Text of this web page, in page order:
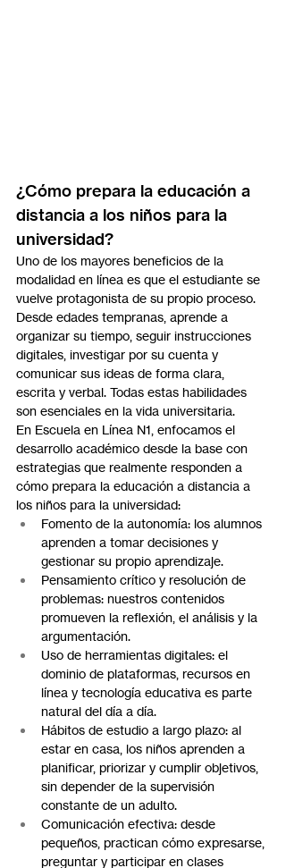
¿Cómo prepara la educación a
distancia a los niños para la
universidad?
Uno de los mayores beneficios de la
modalidad en línea es que el estudiante se
vuelve protagonista de su propio proceso.
Desde edades tempranas, aprende a
organizar su tiempo, seguir instrucciones
digitales, investigar por su cuenta y
comunicar sus ideas de forma clara,
escrita y verbal. Todas estas habilidades
son esenciales en la vida universitaria.
En Escuela en Línea N1, enfocamos el
desarrollo académico desde la base con
estrategias que realmente responden a
cómo prepara la educación a distancia a
los niños para la universidad:
Fomento de la autonomía: los alumnos
aprenden a tomar decisiones y
gestionar su propio aprendizaje.
Pensamiento crítico y resolución de
problemas: nuestros contenidos
promueven la reflexión, el análisis y la
argumentación.
Uso de herramientas digitales: el
dominio de plataformas, recursos en
línea y tecnología educativa es parte
natural del día a día.
Hábitos de estudio a largo plazo: al
estar en casa, los niños aprenden a
planificar, priorizar y cumplir objetivos,
sin depender de la supervisión
constante de un adulto.
Comunicación efectiva: desde
pequeños, practican cómo expresarse,
preguntar y participar en clases